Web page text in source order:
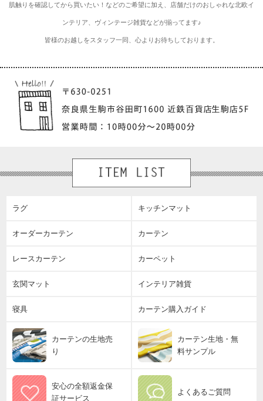
肌触りを確認してから買いたい！などのご希望に加え、店舗だけのおしゃれな北欧イ
ンテリア、ヴィンテージ雑貨などが揃ってます♪
皆様のお越しをスタッフ一同、心よりお待ちしております。
ラグ キッチンマット
オーダーカーテン カーテン
レースカーテン カーペット
玄関マット インテリア雑貨
寝具 カーテン購入ガイド
カーテンの生地売
り
カーテン生地・無
料サンプル
安心の全額返金保
証サービス
よくあるご質問